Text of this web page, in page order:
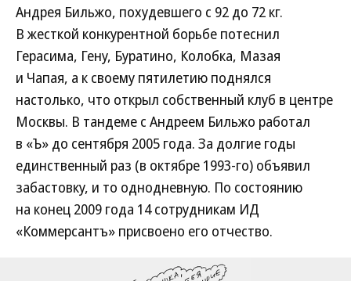
Андрея Бильжо, похудевшего с 92 до 72 кг.
В жесткой конкурентной борьбе потеснил
Герасима, Гену, Буратино, Колобка, Мазая
и Чапая, а к своему пятилетию поднялся
настолько, что открыл собственный клуб в центре
Москвы. В тандеме с Андреем Бильжо работал
в «Ъ» до сентября 2005 года. За долгие годы
единственный раз (в октябре 1993-го) объявил
забастовку, и то однодневную. По состоянию
на конец 2009 года 14 сотрудникам ИД
«Коммерсантъ» присвоено его отчество.